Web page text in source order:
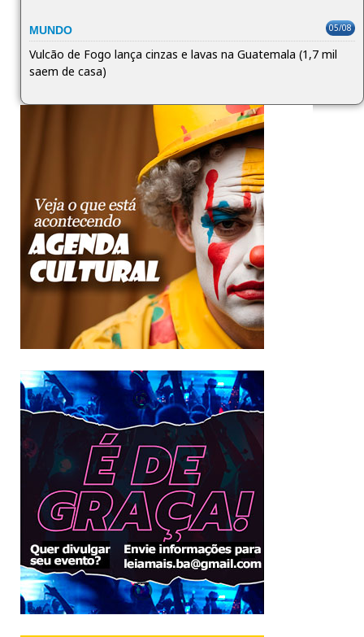
MUNDO 05/08
Vulcão de Fogo lança cinzas e lavas na Guatemala (1,7 mil
saem de casa)